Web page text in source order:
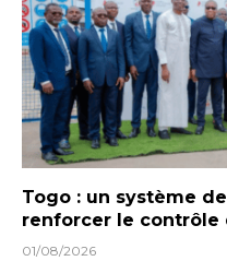
Togo : un système
renforcer le contrôle
01/08/2026